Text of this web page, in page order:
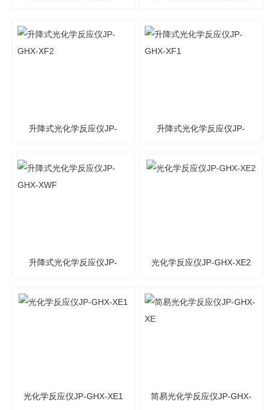
升降式光化学反应仪JP- 升降式光化学反应仪JP-
升降式光化学反应仪JP- 光化学反应仪JP-GHX-XE2
光化学反应仪JP-GHX-XE1 简易光化学反应仪JP-GHX-